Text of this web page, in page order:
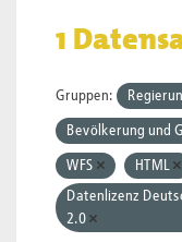
1
Gruppen:
Bevölkerung und
WFS HTML
Datenlizenz
2.0